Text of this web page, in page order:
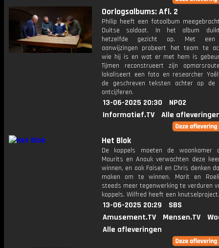
Oorlogsalbums: Afl. 2
Philip heeft een fotoalbum
Duitse soldaat. In het album
hetzelfde gezicht op. Met een
aanwijzingen probeert het team te
wie hij is en wat er met hem is
Tijmen reconstrueert zijn
lokaliseert een foto en researcher
de geschreven teksten achter op
ontcijferen.
13-06-2025 20:30
NPO2
Informatief.TV
Alle
Het Blok
De koppels moeten de woonkamer
Maurits en Anouk verwachten deze
winnen, en ook Faisel en Chris denken
maken om te winnen. Marit en
steeds meer tegenwerking te verduren
koppels. Wilfred heeft een knutselproject.
13-06-2025 20:29
SBS
Amusement.TV
Mensen.TV
Alle afleveringen